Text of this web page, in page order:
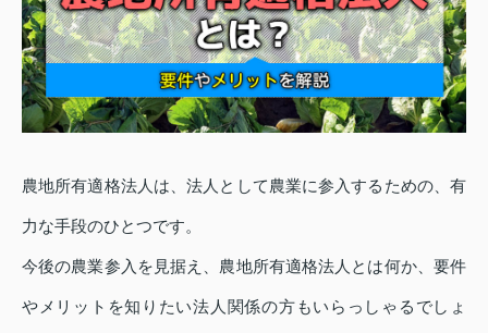
農地所有適格法人は、法人として農業に参入するための、有
力な手段のひとつです。
今後の農業参入を見据え、農地所有適格法人とは何か、要件
やメリットを知りたい法人関係の方もいらっしゃるでしょ